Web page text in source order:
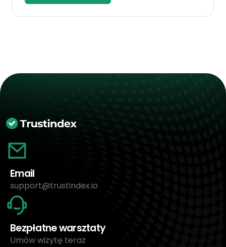
Email
support@trustindex.io
Bezpłatne warsztaty
Umów wizytę teraz